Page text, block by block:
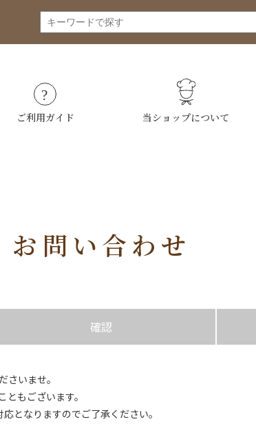
ご利用ガイド 当ショップについて
お問い合わせ
確認
さいませ。
もございます。
となりますのでご了承ください。